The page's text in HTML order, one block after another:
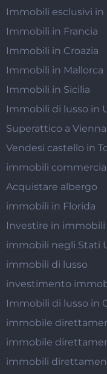
Immobili esclusivi in
Immobili in Francia
Immobili in Croazia
Immobili in Mallorca
Immobili in Sicilia
Immobili di lusso in
Superattico a Vienna
Vendesi castello in
immobili
Acquistare albergo
immobili in Florida
Investire in immobili
immobili negli Stati
immobili di lusso
investimento
Immobili di lusso in
immobile
immobile
immobili